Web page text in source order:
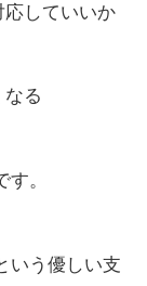
していいか
る
。
いう優しい支